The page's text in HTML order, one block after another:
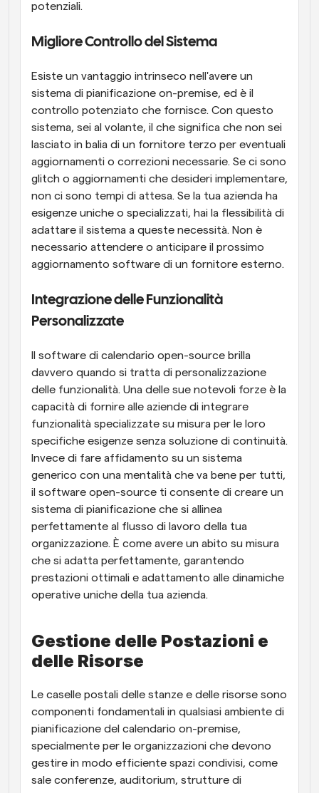
potenziali.
Migliore Controllo del Sistema
Esiste un vantaggio intrinseco nell'avere un
sistema di pianificazione on-premise, ed è il
controllo potenziato che fornisce. Con questo
sistema, sei al volante, il che significa che non sei
lasciato in balia di un fornitore terzo per eventuali
aggiornamenti o correzioni necessarie. Se ci sono
glitch o aggiornamenti che desideri implementare,
non ci sono tempi di attesa. Se la tua azienda ha
esigenze uniche o specializzati, hai la flessibilità di
adattare il sistema a queste necessità. Non è
necessario attendere o anticipare il prossimo
aggiornamento software di un fornitore esterno.
Integrazione delle Funzionalità
Personalizzate
Il software di calendario open-source brilla
davvero quando si tratta di personalizzazione
delle funzionalità. Una delle sue notevoli forze è la
capacità di fornire alle aziende di integrare
funzionalità specializzate su misura per le loro
specifiche esigenze senza soluzione di continuità.
Invece di fare affidamento su un sistema
generico con una mentalità che va bene per tutti,
il software open-source ti consente di creare un
sistema di pianificazione che si allinea
perfettamente al flusso di lavoro della tua
organizzazione. È come avere un abito su misura
che si adatta perfettamente, garantendo
prestazioni ottimali e adattamento alle dinamiche
operative uniche della tua azienda.
Gestione delle Postazioni e
delle Risorse
Le caselle postali delle stanze e delle risorse sono
componenti fondamentali in qualsiasi ambiente di
pianificazione del calendario on-premise,
specialmente per le organizzazioni che devono
gestire in modo efficiente spazi condivisi, come
sale conferenze, auditorium, strutture di